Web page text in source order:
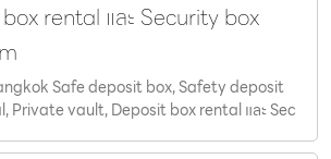
rental และ Security box
Safe deposit box, Safety deposit
Private vault, Deposit box rental และ Sec